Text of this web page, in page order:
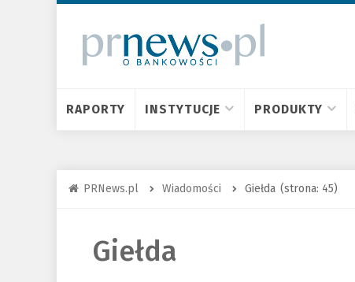
RAPORTY INSTYTUCJE PRODUKTY
PRNews.pl Wiadomości Giełda (strona: 45)
Giełda